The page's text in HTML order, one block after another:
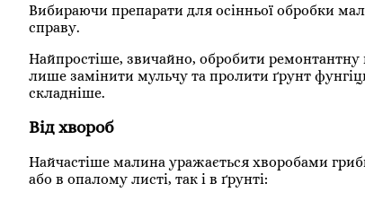
Вибираючи препарати для осінньої обробки
справу.
Найпростіше, звичайно, обробити
лише замінити мульчу та пролити ґрунт
складніше.
Від хвороб
Найчастіше малина уражається хворобами
або в опалому листі, так і в ґрунті: